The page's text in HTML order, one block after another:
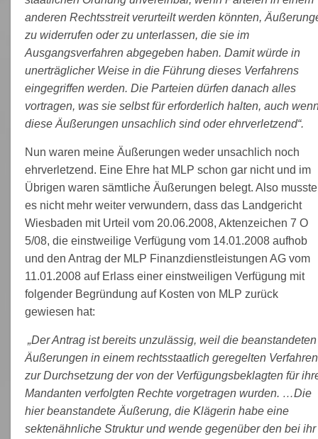
anderen Rechtsstreit verurteilt werden könnten,
zu widerrufen oder zu unterlassen, die sie im
Ausgangsverfahren abgegeben haben. Damit würde in
unerträglicher Weise in die Führung dieses Verfahrens
eingegriffen werden. Die Parteien dürfen danach alles
vortragen, was sie selbst für erforderlich halten, auch
diese Äußerungen unsachlich sind oder ehrverletzend“.
Nun waren meine Äußerungen weder unsachlich noch
ehrverletzend. Eine Ehre hat MLP schon gar nicht und im
Übrigen waren sämtliche Äußerungen belegt. Also musste
es nicht mehr weiter verwundern, dass das Landgericht
Wiesbaden mit Urteil vom 20.06.2008, Aktenzeichen 7 O
5/08, die einstweilige Verfügung vom 14.01.2008 aufhob
und den Antrag der MLP Finanzdienstleistungen AG vom
11.01.2008 auf Erlass einer einstweiligen Verfügung mit
folgender Begründung auf Kosten von MLP zurück
gewiesen hat:
„Der Antrag ist bereits unzulässig, weil die beanstandeten
Äußerungen in einem rechtsstaatlich geregelten Verfahren
zur Durchsetzung der von der Verfügungsbeklagten für
Mandanten verfolgten Rechte vorgetragen wurden. …Die
hier beanstandete Äußerung, die Klägerin habe eine
sektenähnliche Struktur und wende gegenüber den bei ihr